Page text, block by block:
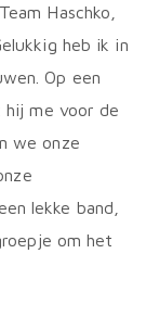
Haschko,
heb ik in
Op een
hij me voor de
we onze
lekke band,
om het